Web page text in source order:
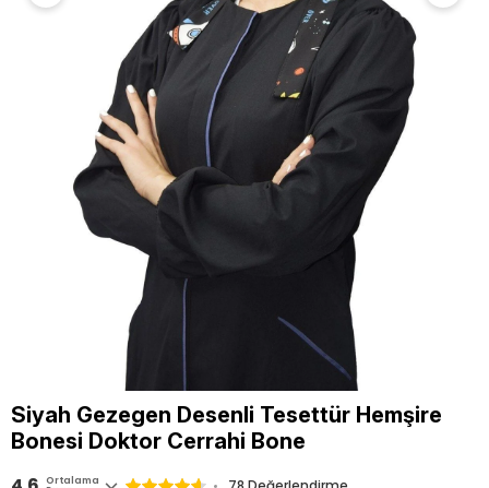
Siyah Gezegen Desenli Tesettür Hemşire
Bonesi Doktor Cerrahi Bone
Ortalama